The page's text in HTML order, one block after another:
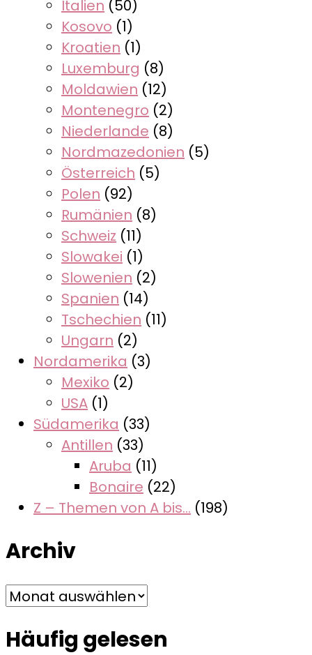
Italien (50)
Kosovo (1)
Kroatien (1)
Luxemburg (8)
Moldawien (12)
Montenegro (2)
Niederlande (8)
Nordmazedonien (5)
Österreich (5)
Polen (92)
Rumänien (8)
Schweiz (11)
Slowakei (1)
Slowenien (2)
Spanien (14)
Tschechien (11)
Ungarn (2)
Nordamerika (3)
Mexiko (2)
USA (1)
Südamerika (33)
Antillen (33)
Aruba (11)
Bonaire (22)
Z – Themen von A bis… (198)
Archiv
Archiv
Häufig gelesen